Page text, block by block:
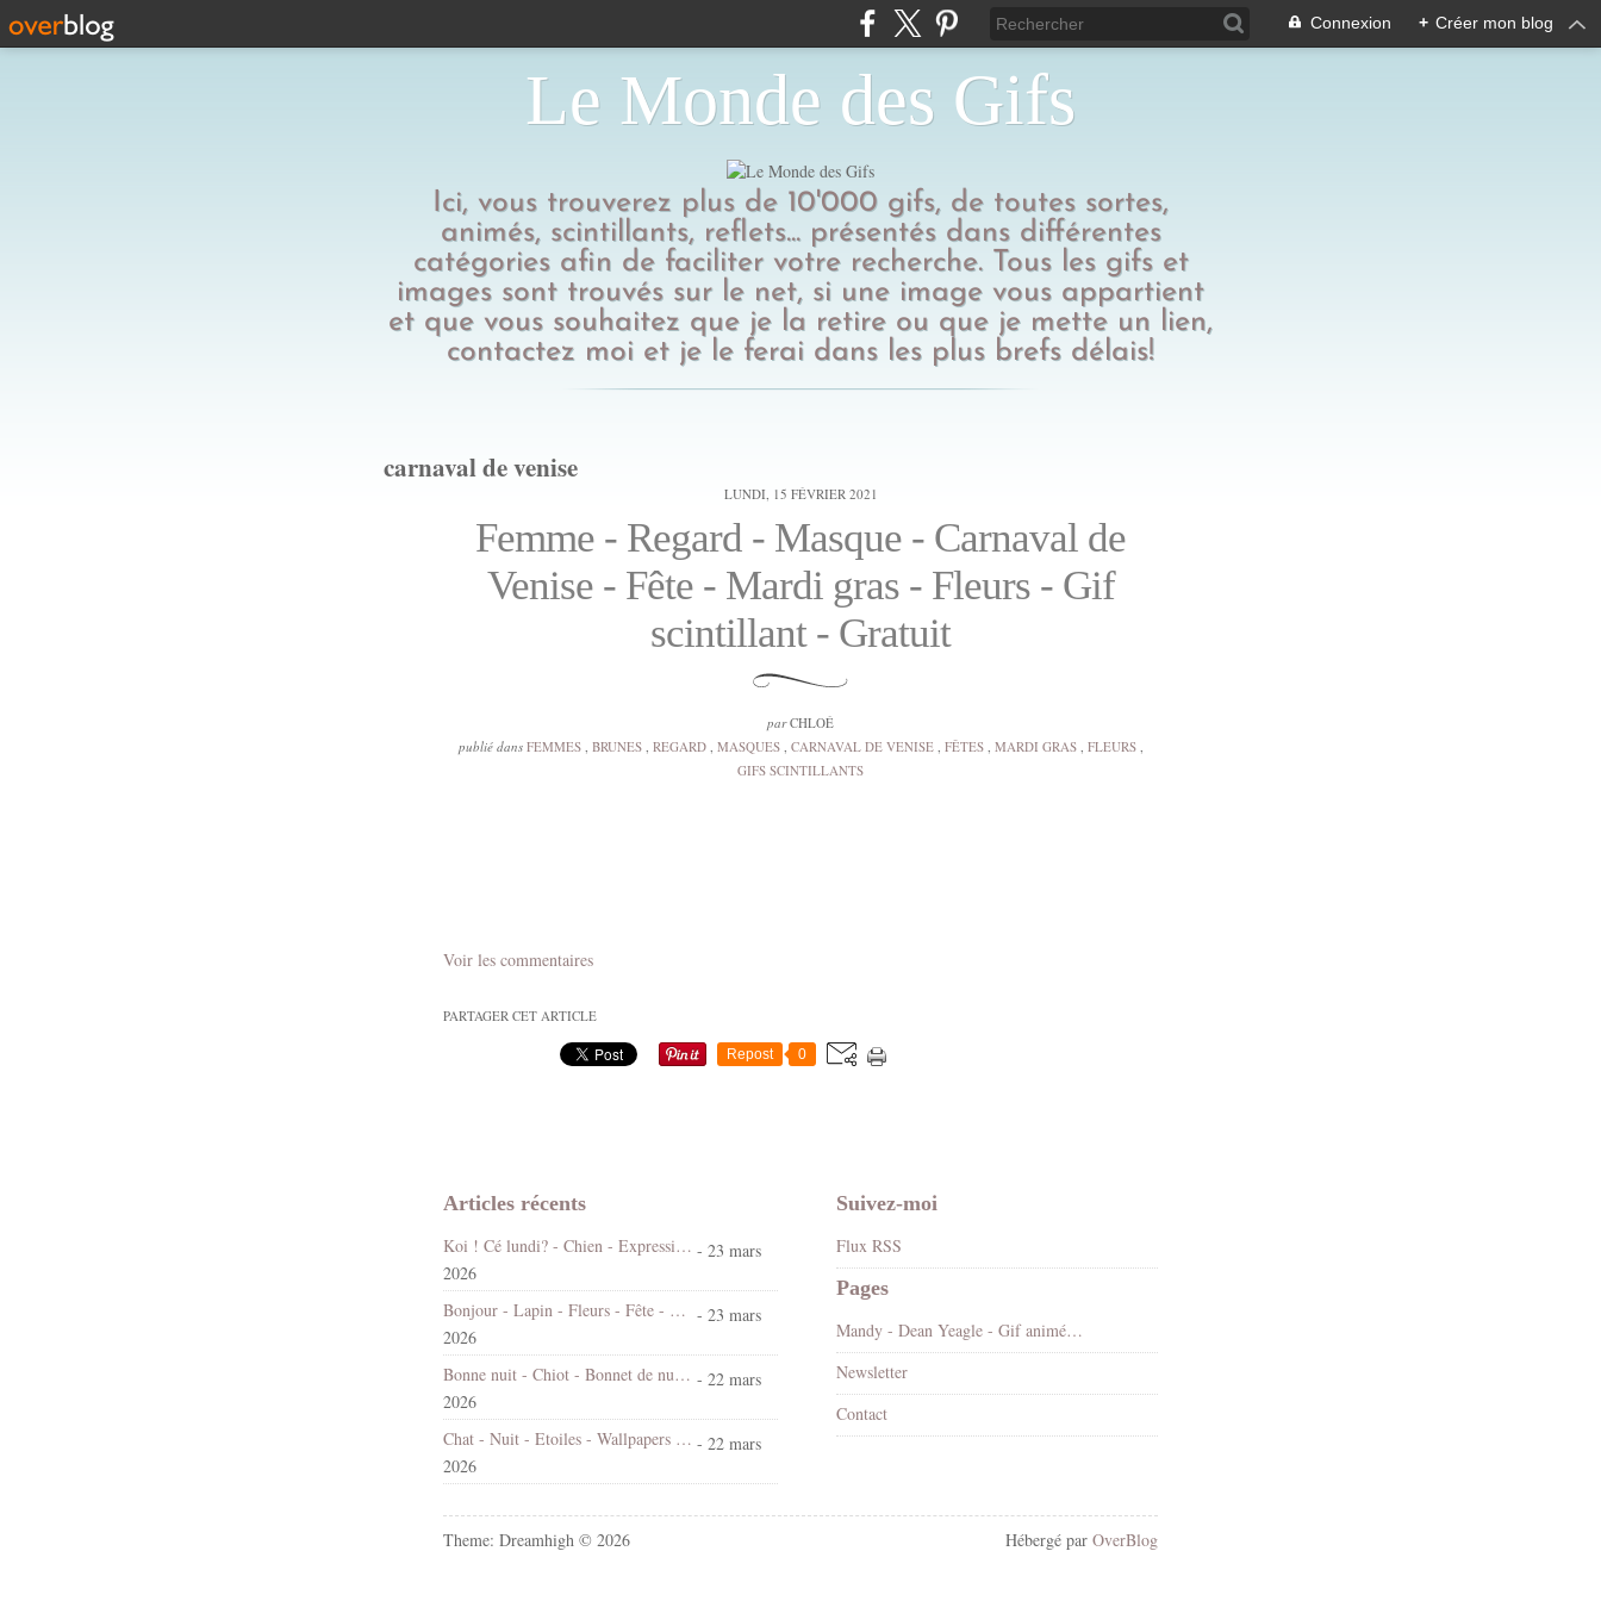
Connexion + Créer mon blog
Le Monde des Gifs
Ici, vous trouverez plus de 10'000 gifs, de toutes sortes,
animés, scintillants, reflets... présentés dans différentes
catégories afin de faciliter votre recherche. Tous les gifs et
images sont trouvés sur le net, si une image vous appartient
et que vous souhaitez que je la retire ou que je mette un lien,
contactez moi et je le ferai dans les plus brefs délais!
carnaval de venise
LUNDI, 15 FÉVRIER 2021
Femme - Regard - Masque - Carnaval de
Venise - Fête - Mardi gras - Fleurs - Gif
scintillant - Gratuit
parCHLOÉ
publié dans FEMMES, BRUNES, REGARD, MASQUES, CARNAVAL DE VENISE, FÊTES, MARDI GRAS, FLEURS,
GIFS SCINTILLANTS
Voir les commentaires
PARTAGER CET ARTICLE
Repost 0
Articles récents
Koi ! Cé lundi? - Chien - Expression - Gif scintillant - Gratuit - 23 mars
2026
Bonjour - Lapin - Fleurs - Fête - Pâques - Gif scintillant - Gratuit - 23 mars
2026
Bonne nuit - Chiot - Bonnet de nuit - Cute - Gif animé - Gratuit - 22 mars
2026
Chat - Nuit - Etoiles - Wallpapers Free - 22 mars
2026
Suivez-moi
Flux RSS
Pages
Mandy - Dean Yeagle - Gif animé - Scintillants - Render-Tube - Gratuit
Newsletter
Contact
Theme: Dreamhigh © 2026 Hébergé par OverBlog